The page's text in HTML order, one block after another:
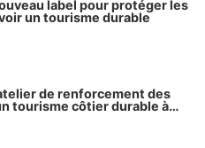
label pour protéger les
un tourisme durable
de renforcement des
tourisme côtier durable à